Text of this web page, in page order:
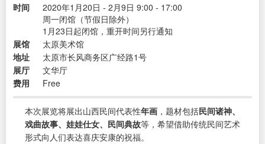
时间
2020年1月20日 - 2月9日 9:00 - 17:00
周一闭馆（节假日除外）
1月23日起闭馆，重开时间另行通知
展馆
太原美术馆
地址
太原市长风商务区广经路1号
展厅
文华厅
费用
Free
本次展览将展出山西民间代表性年画 ，题材包括民间诸神、
戏曲故事、娃娃仕女、民间典故等，希望借助传统民间艺术
形式向人们表达喜庆安康的祝福。